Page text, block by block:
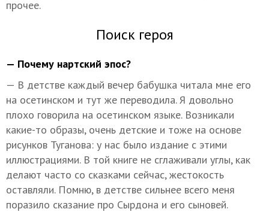
прочее.
Поиск героя
— Почему нартский эпос?
— В детстве каждый вечер бабушка читала мне его
на осетинском и тут же переводила. Я довольно
плохо говорила на осетинском языке. Возникали
какие-то образы, очень детские и тоже на основе
рисунков Туганова: у нас было издание с этими
иллюстрациями. В той книге не сглаживали углы, как
делают часто со сказками сейчас, жестокость
оставляли. Помню, в детстве сильнее всего меня
поразило сказание про Сырдона и его сыновей.